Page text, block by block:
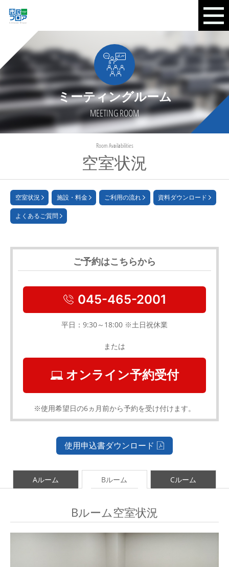
ミーティングルーム
MEETING ROOM
空室状況
Room Availabilities
空室状況 施設・料金 ご利用の流れ 資料ダウンロード
よくあるご質問
ご予約はこちらから
045-465-2001
平日：9:30～18:00 ※土日祝休業
または
オンライン予約受付
※使用希望日の6ヵ月前から予約を受け付けます。
使用申込書ダウンロード
Aルーム Bルーム Cルーム
Bルーム空室状況